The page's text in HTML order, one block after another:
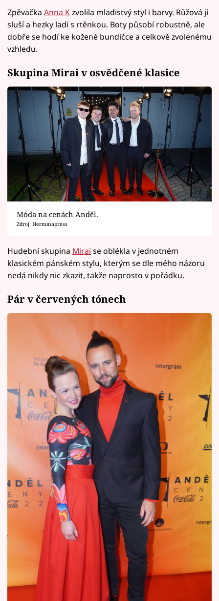
Zpěvačka Anna Kzvolila mladistvý styl i barvy. Růžová jí
sluší a hezky ladí s rtěnkou. Boty působí robustně, ale
dobře se hodí ke kožené bundičce a celkově zvolenému
vzhledu.
Skupina Mirai v osvědčené klasice
Móda na cenách Anděl.
Zdroj: Herminapress
Hudební skupina Mirai se oblékla v jednotném
klasickém pánském stylu, kterým se dle mého názoru
nedá nikdy nic zkazit, takže naprosto v pořádku.
Pár v červených tónech